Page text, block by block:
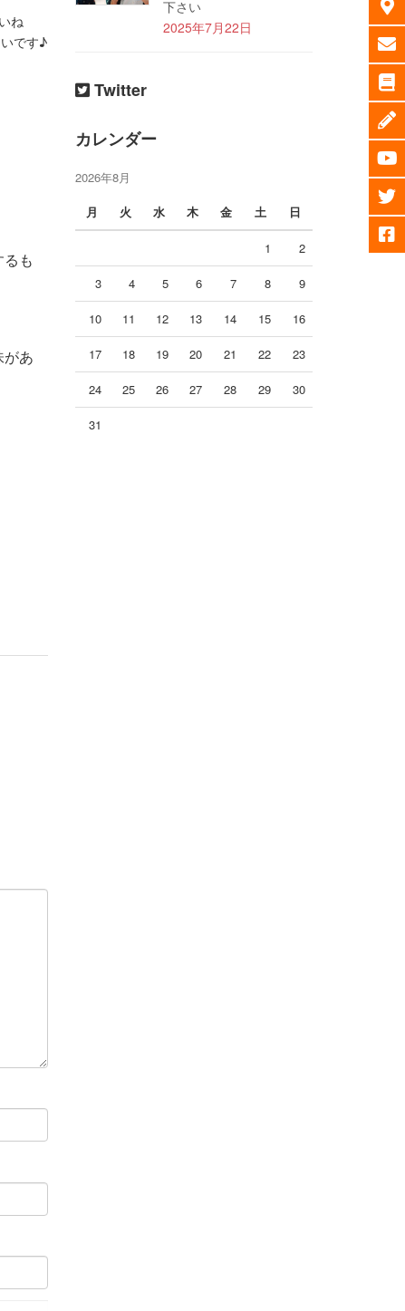
ね
です♪
も
あ
下さい
2025年7月22日
Twitter
カレンダー
2026年8月
月
火 水 木 金 土 日
1 2
3 4 5 6 7 8 9
10 11 12 13 14 15 16
17 18 19 20 21 22 23
24 25 26 27 28 29 30
31